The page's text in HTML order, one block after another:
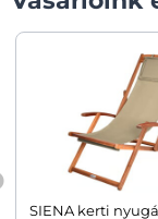
SIENA kerti